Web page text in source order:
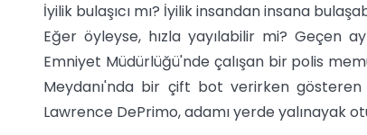
İyilik bulaşıcı mı? İyilik insandan insana
Eğer öyleyse, hızla yayılabilir mi? Geçen
Emniyet Müdürlüğü'nde çalışan bir polis
Meydanı'nda bir çift bot verirken
Lawrence DePrimo, adamı yerde yalınayak